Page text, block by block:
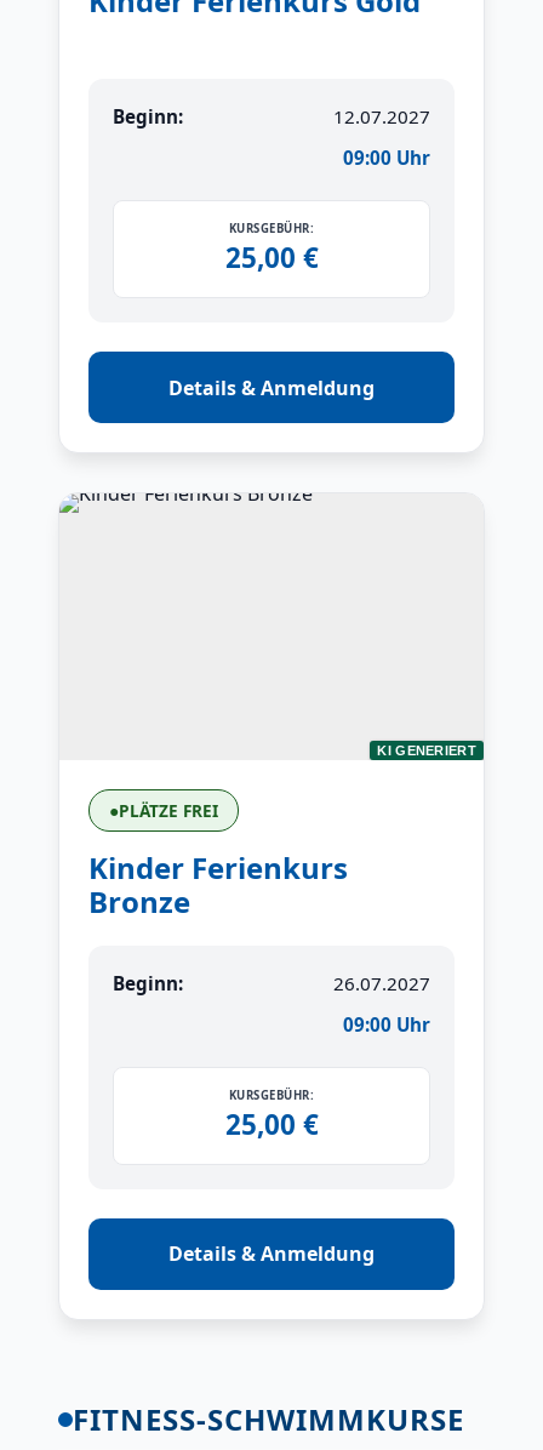
Beginn:
12.07.2027
09:00 Uhr
KURSGEBÜHR:
25,00 €
Details & Anmeldung
KI GENERIERT
●PLÄTZE FREI
Kinder Ferienkurs
Bronze
Beginn:
26.07.2027
09:00 Uhr
KURSGEBÜHR:
25,00 €
Details & Anmeldung
FITNESS-SCHWIMMKURSE